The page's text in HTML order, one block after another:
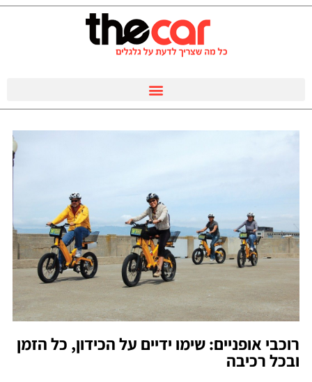
רוכבי אופניים: שימו ידיים על הכידון, כל הזמן
ובכל רכיבה